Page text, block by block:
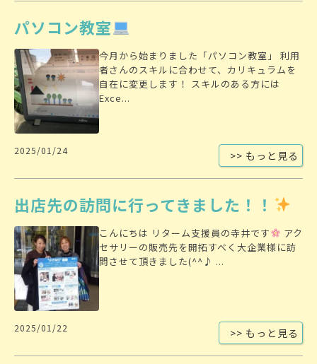
パソコン教室
今月から始まりました「パソコン教室」 利用
者さんのスキルに合わせて、カリキュラムを
自在に変更します！ スキルのある方には
Exce...
2025/01/24 >> もっと見る
出店先の訪問に行ってきました！！
こんにちは リターム支援員の寺井です
アク
セサリーの販売先を開拓すべく大企業様に訪
問させて頂きました(^^♪ ...
2025/01/22 >> もっと見る